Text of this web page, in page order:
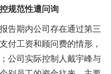
规范性遭问询
告期内公司存在通过第三
付工资和顾问费的情形，
公司实际控制人戴宇峰与